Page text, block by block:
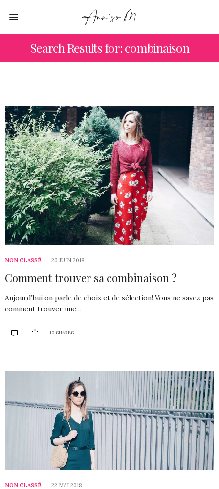
Search Results for: combinaison
NON CLASSÉ 20 JUIN 2018
Comment trouver sa combinaison ?
Aujourd’hui on parle de choix et de sélection! Vous ne savez pas
comment trouver une…
10 SHARES
NON CLASSÉ 22 MAI 2018